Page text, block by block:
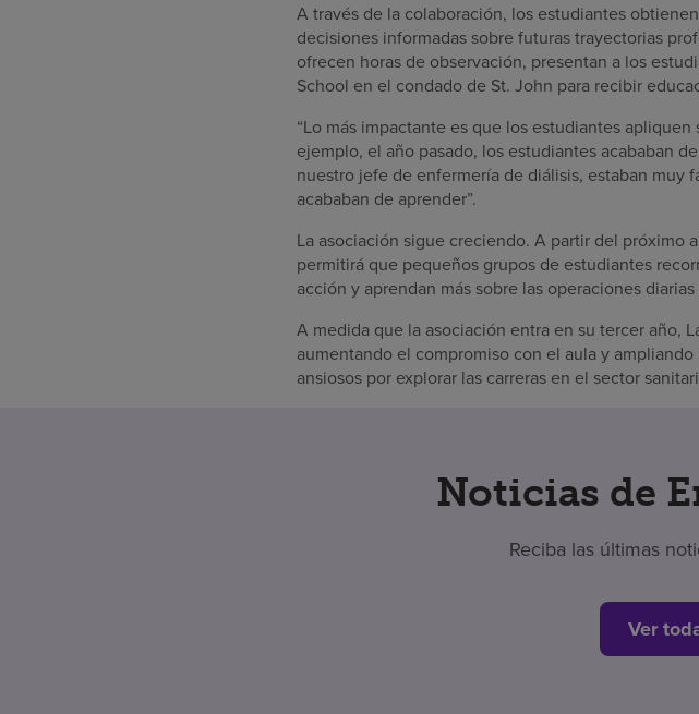
A través de la colaboración, los estudiantes
decisiones informadas sobre futuras trayectorias
ofrecen horas de observación, presentan a los
School en el condado de St. John para recibir
“Lo más impactante es que los estudiantes
ejemplo, el año pasado, los estudiantes acababan
nuestro jefe de enfermería de diálisis, estaban muy
acababan de aprender”.
La asociación sigue creciendo. A partir del próximo
permitirá que pequeños grupos de estudiantes
acción y aprendan más sobre las operaciones
A medida que la asociación entra en su tercer año,
aumentando el compromiso con el aula y
ansiosos por explorar las carreras en el sector
Noticias de
Reciba las últimas
Ver